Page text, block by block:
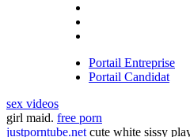
Portail Entreprise
Portail Candidat
sex videos
girl maid. free porn
justporntube.net cute white sissy